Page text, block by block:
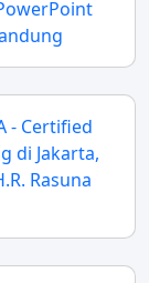
- Certified
di Jakarta,
Rasuna